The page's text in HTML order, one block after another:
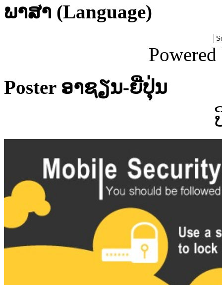
ພາສາ (Language)
Poster ອາຊຽນ-ຍີ່ປຸ່ນ